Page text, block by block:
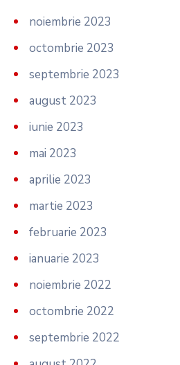
noiembrie 2023
octombrie 2023
septembrie 2023
august 2023
iunie 2023
mai 2023
aprilie 2023
martie 2023
februarie 2023
ianuarie 2023
noiembrie 2022
octombrie 2022
septembrie 2022